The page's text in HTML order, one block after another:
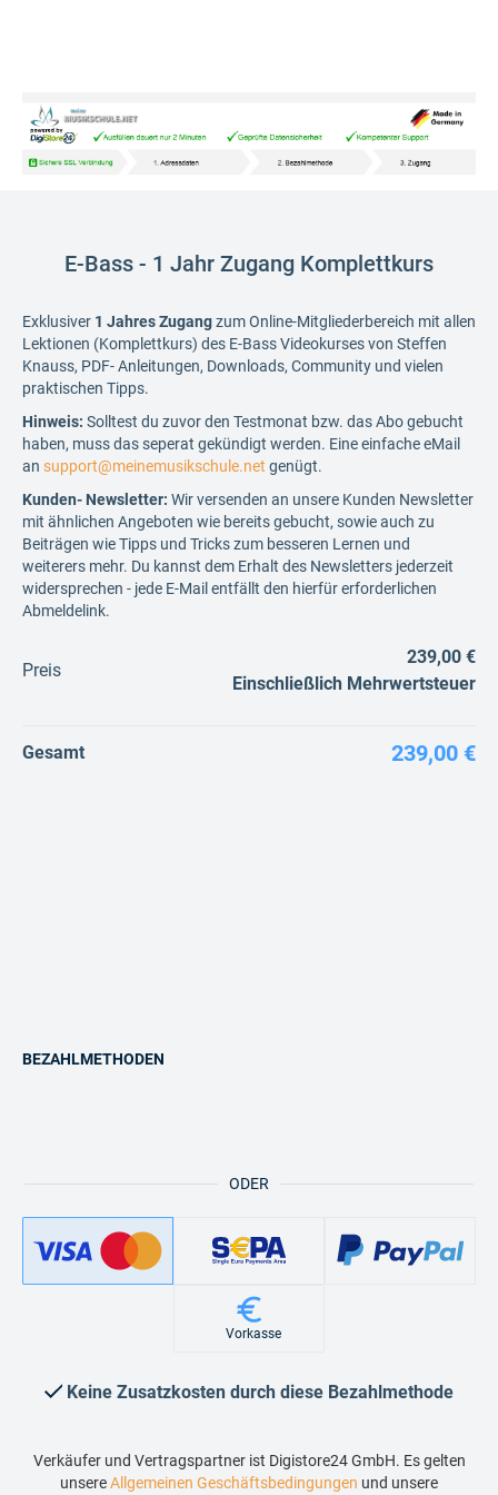
E-Bass - 1 Jahr Zugang Komplettkurs
Exklusiver 1 Jahres Zugangzum Online-Mitgliederbereich mit allen
Lektionen (Komplettkurs) des E-Bass Videokurses von Steffen
Knauss, PDF- Anleitungen, Downloads, Community und vielen
praktischen Tipps.
Hinweis: Solltest du zuvor den Testmonat bzw. das Abo gebucht
haben, muss das seperat gekündigt werden. Eine einfache eMail
an support@meinemusikschule.net genügt.
Kunden- Newsletter: Wir versenden an unsere Kunden Newsletter
mit ähnlichen Angeboten wie bereits gebucht, sowie auch zu
Beiträgen wie Tipps und Tricks zum besseren Lernen und
weiterers mehr. Du kannst dem Erhalt des Newsletters jederzeit
widersprechen - jede E-Mail entfällt den hierfür erforderlichen
Abmeldelink.
Preis
239,00 €
Einschließlich Mehrwertsteuer
Gesamt 239,00 €
ODER
BEZAHLMETHODEN
Vorkasse
Keine Zusatzkosten durch diese Bezahlmethode
Verkäufer und Vertragspartner ist Digistore24 GmbH. Es gelten
unsereAllgemeinen Geschäftsbedingungen und unsere